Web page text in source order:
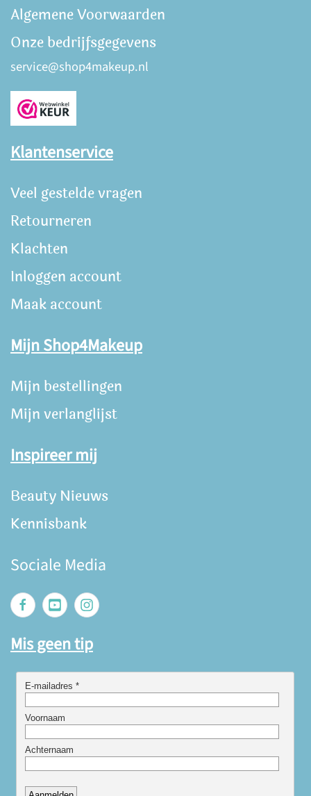
Algemene Voorwaarden
Onze bedrijfsgegevens
service@shop4makeup.nl
Klantenservice
Veel gestelde vragen
Retourneren
Klachten
Inloggen account
Maak account
Mijn Shop4Makeup
Mijn bestellingen
Mijn verlanglijst
Inspireer mij
Beauty Nieuws
Kennisbank
Sociale Media
Mis geen tip